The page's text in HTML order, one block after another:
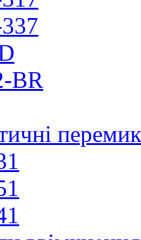
BR